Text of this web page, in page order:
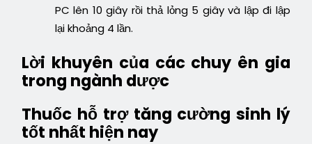
PC lên 10 giây rồi thả lỏng 5 giây và lập đi lập
lại khoảng 4 lần.
Lời khuyên của các chuy ên gia
trong ngành dược
Thuốc hỗ trợ tăng cường sinh lý
tốt nhất hiện nay